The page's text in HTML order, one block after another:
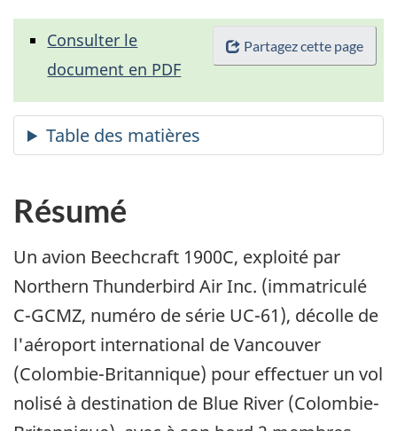
Partagez cette page
Consulter le
document en PDF
Résumé
Un avion Beechcraft 1900C, exploité par
Northern Thunderbird Air Inc. (immatriculé
C-GCMZ, numéro de série UC-61), décolle de
l'aéroport international de Vancouver
(Colombie-Britannique) pour effectuer un vol
nolisé à destination de Blue River (Colombie-